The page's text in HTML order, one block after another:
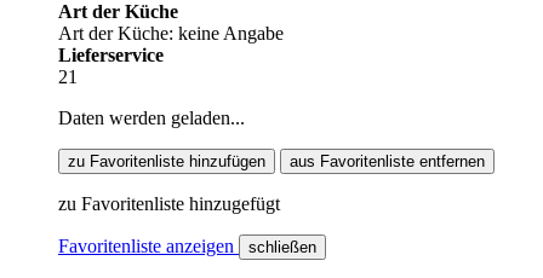
Art der Küche
Art der Küche: keine Angabe
Lieferservice
21
Daten werden geladen...
zu Favoritenliste hinzufügen aus Favoritenliste entfernen
zu Favoritenliste hinzugefügt
Favoritenliste anzeigen schließen